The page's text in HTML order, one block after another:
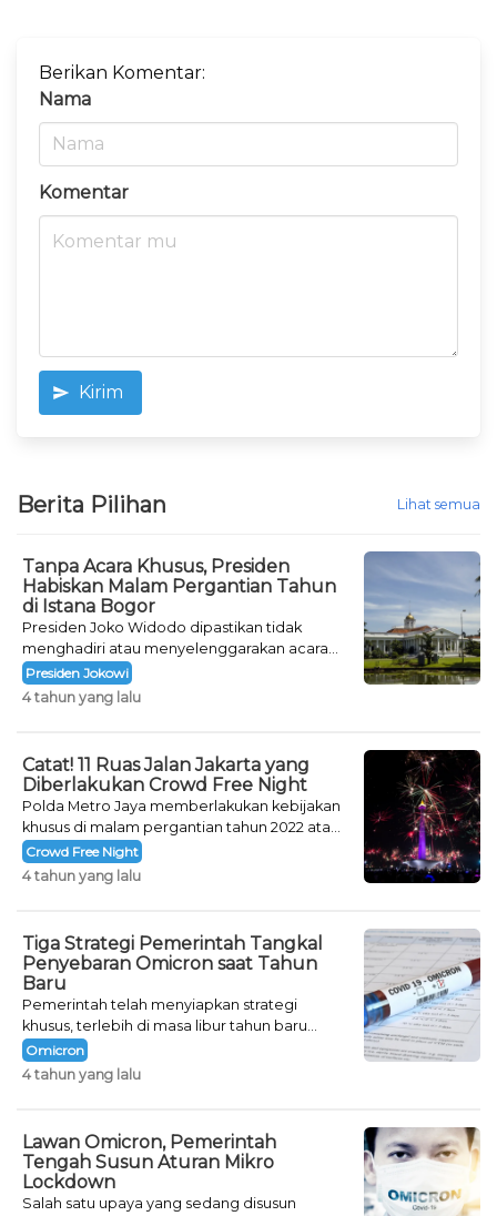
Berikan Komentar:
Nama
Komentar
Kirim
Berita Pilihan Lihat semua
Tanpa Acara Khusus, Presiden
Habiskan Malam Pergantian Tahun
di Istana Bogor
Presiden Joko Widodo dipastikan tidak
menghadiri atau menyelenggarakan acara
khusus untuk mengisi malam pergantian
tahun.
Presiden Jokowi
4 tahun yang lalu
Catat! 11 Ruas Jalan Jakarta yang
Diberlakukan Crowd Free Night
Polda Metro Jaya memberlakukan kebijakan
khusus di malam pergantian tahun 2022 atau
Crowd Free Night selama dua hari.
Crowd Free Night
4 tahun yang lalu
Tiga Strategi Pemerintah Tangkal
Penyebaran Omicron saat Tahun
Baru
Pemerintah telah menyiapkan strategi
khusus, terlebih di masa libur tahun baru
seperti saat ini.
Omicron
4 tahun yang lalu
Lawan Omicron, Pemerintah
Tengah Susun Aturan Mikro
Lockdown
Salah satu upaya yang sedang disusun